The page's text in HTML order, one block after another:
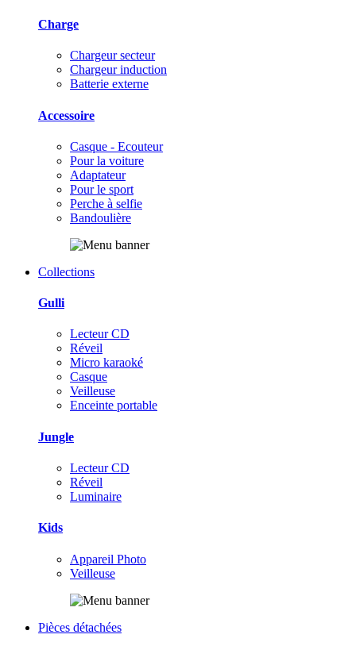
Charge
Chargeur secteur
Chargeur induction
Batterie externe
Accessoire
Casque - Ecouteur
Pour la voiture
Adaptateur
Pour le sport
Perche à selfie
Bandoulière
Collections
Gulli
Lecteur CD
Réveil
Micro karaoké
Casque
Veilleuse
Enceinte portable
Jungle
Lecteur CD
Réveil
Luminaire
Kids
Appareil Photo
Veilleuse
Pièces détachées